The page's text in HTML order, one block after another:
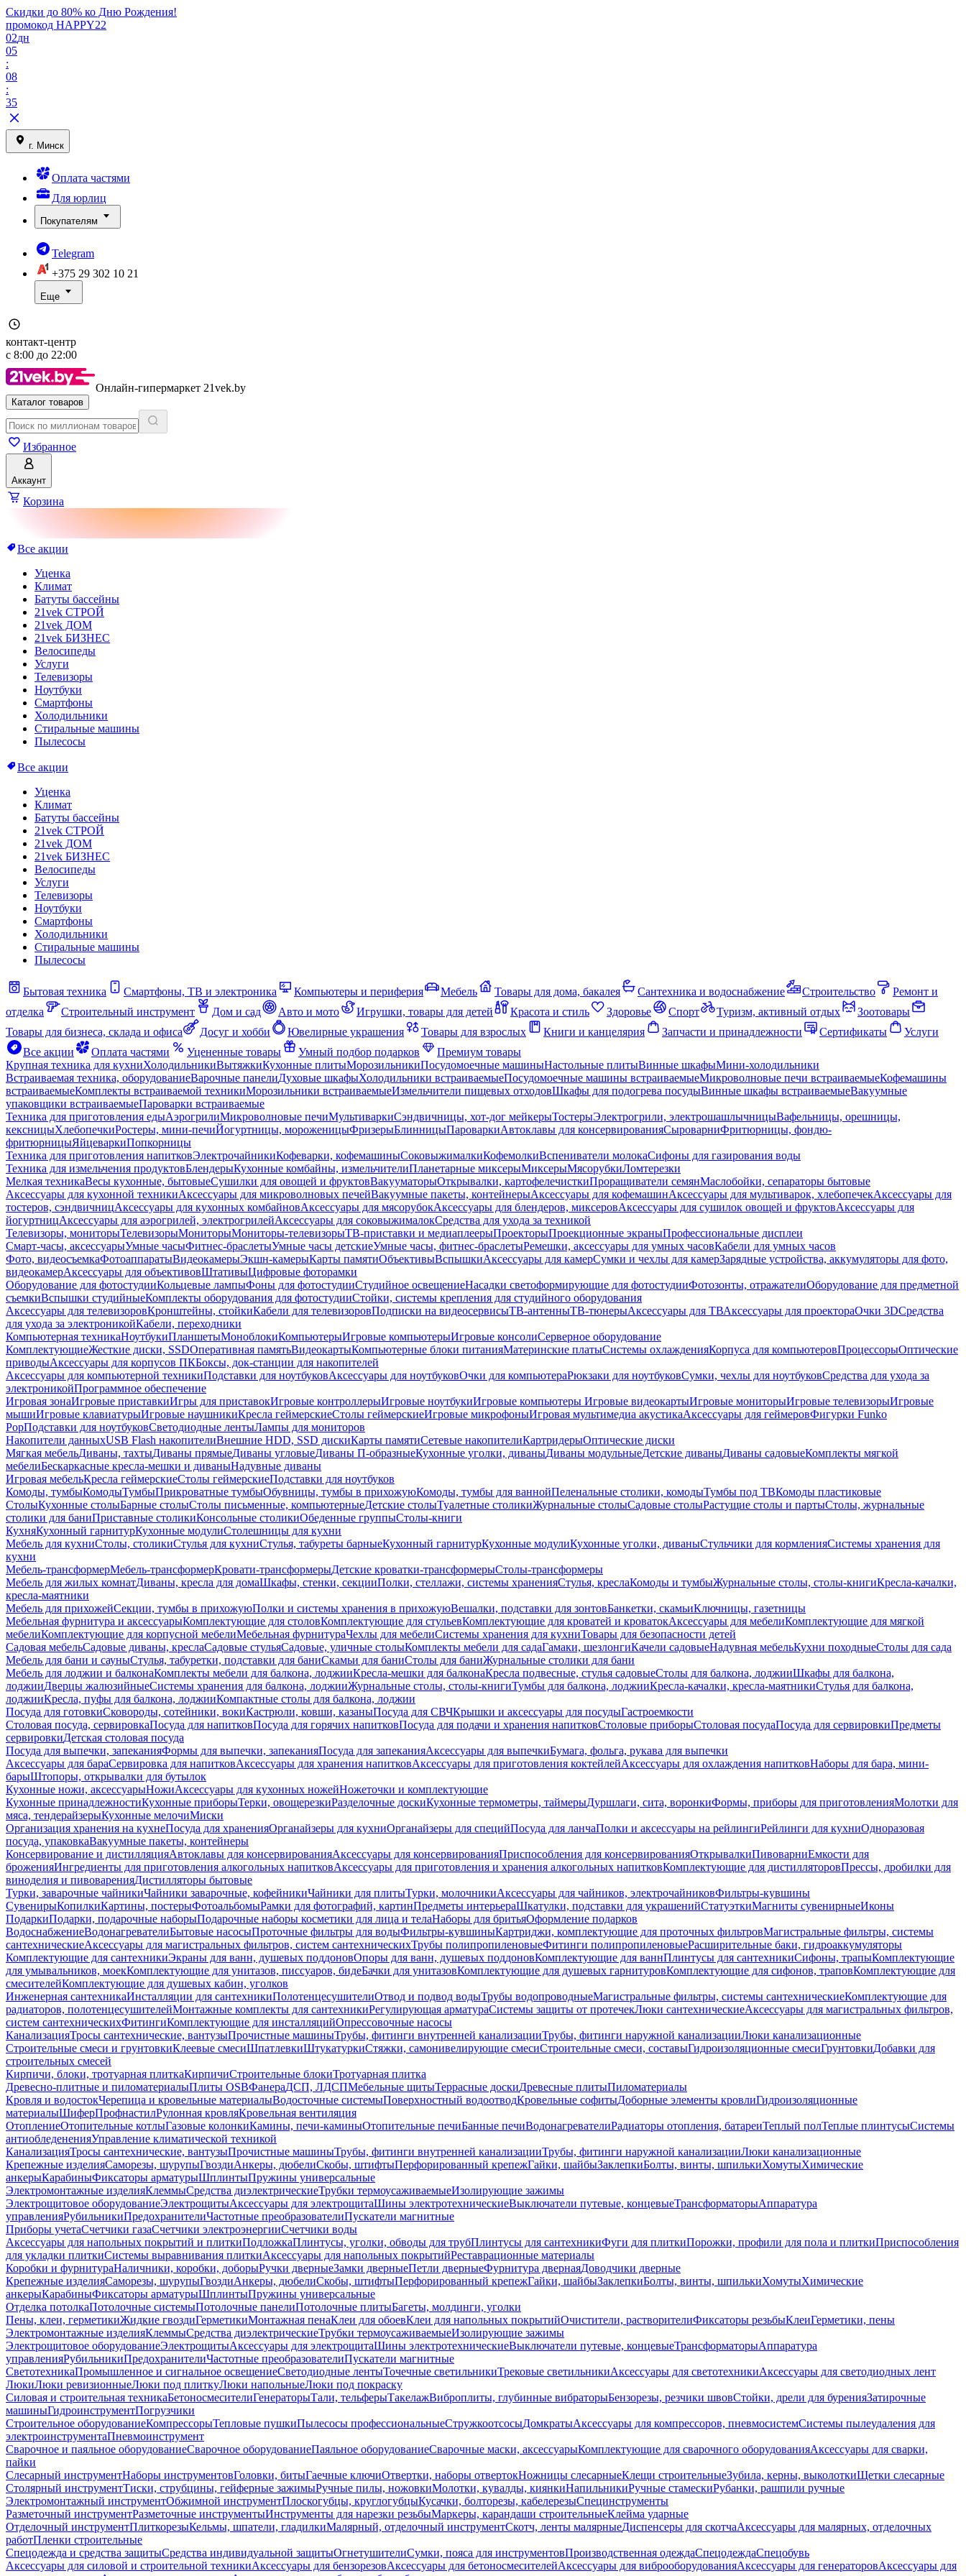
Скидки до 80% ко Дню Рождения!
промокод HAPPY22
02дн
05
:
08
:
35
г. Минск
Оплата частями
Для юрлиц
Покупателям
Telegram
+375 29 302 10 21
Еще
контакт-центр
с 8:00 до 22:00
Онлайн-гипермаркет 21vek.by
Каталог товаров
Избранное
Аккаунт
Корзина
Все акции
Уценка
Климат
Батуты бассейны
21vek СТРОЙ
21vek ДОМ
21vek БИЗНЕС
Велосипеды
Услуги
Телевизоры
Ноутбуки
Смартфоны
Холодильники
Стиральные машины
Пылесосы
Все акции
Уценка
Климат
Батуты бассейны
21vek СТРОЙ
21vek ДОМ
21vek БИЗНЕС
Велосипеды
Услуги
Телевизоры
Ноутбуки
Смартфоны
Холодильники
Стиральные машины
Пылесосы
Бытовая техника Смартфоны, ТВ и электроника Компьютеры и периферия Мебель Товары для дома, бакалея Сантехника и водоснабжение Строительство
Ремонт и
отделка
Строительный инструмент Дом и сад Авто и мото Игрушки, товары для детей Красота и стиль Здоровье Спорт Туризм, активный отдых
Зоотовары
Товары для бизнеса, склада и офиса
Досуг и хобби Ювелирные украшения Товары для взрослых Книги и канцелярия Запчасти и принадлежности Сертификаты
Услуги
Все акции
Оплата частями Уцененные товары Умный подбор подарков
Премиум товары
Крупная техника для кухниХолодильникиВытяжкиКухонные плитыМорозильникиПосудомоечные машиныНастольные плитыВинные шкафыМини-холодильники
Встраиваемая техника, оборудованиеВарочные панелиДуховые шкафыХолодильники встраиваемыеПосудомоечные машины встраиваемыеМикроволновые печи встраиваемыеКофемашины
встраиваемыеКомплекты встраиваемой техникиМорозильники встраиваемыеИзмельчители пищевых отходовШкафы для подогрева посудыВинные шкафы встраиваемыеВакуумные
упаковщики встраиваемыеПароварки встраиваемые
Техника для приготовления едыАэрогрилиМикроволновые печиМультиваркиСэндвичницы, хот-дог мейкерыТостерыЭлектрогрили, электрошашлычницыВафельницы, орешницы,
кексницыХлебопечкиРостеры, мини-печиЙогуртницы, мороженицыФризерыБлинницыПароваркиАвтоклавы для консервированияСыроварниФритюрницы, фондю-
фритюрницыЯйцеваркиПопкорницы
Техника для приготовления напитковЭлектрочайникиКофеварки, кофемашиныСоковыжималкиКофемолкиВспениватели молокаСифоны для газирования воды
Техника для измельчения продуктовБлендерыКухонные комбайны, измельчителиПланетарные миксерыМиксерыМясорубкиЛомтерезки
Мелкая техникаВесы кухонные, бытовыеСушилки для овощей и фруктовВакууматорыОткрывалки, картофелечисткиПроращиватели семянМаслобойки, сепараторы бытовые
Аксессуары для кухонной техникиАксессуары для микроволновых печейВакуумные пакеты, контейнерыАксессуары для кофемашинАксессуары для мультиварок, хлебопечекАксессуары для
тостеров, сэндвичницАксессуары для кухонных комбайновАксессуары для мясорубокАксессуары для блендеров, миксеровАксессуары для сушилок овощей и фруктовАксессуары для
йогуртницАксессуары для аэрогрилей, электрогрилейАксессуары для соковыжималокСредства для ухода за техникой
Телевизоры, мониторыТелевизорыМониторыМониторы-телевизорыТВ-приставки и медиаплеерыПроекторыПроекционные экраныПрофессиональные дисплеи
Смарт-часы, аксессуарыУмные часыФитнес-браслетыУмные часы детскиеУмные часы, фитнес-браслетыРемешки, аксессуары для умных часовКабели для умных часов
Фото, видеосъемкаФотоаппаратыВидеокамерыЭкшн-камерыКарты памятиОбъективыВспышкиАксессуары для камерСумки и чехлы для камерЗарядные устройства, аккумуляторы для фото,
видеокамерАксессуары для объективовШтативыЦифровые фоторамки
Оборудование для фотостудииКольцевые лампыФоны для фотостудииСтудийное освещениеНасадки светоформирующие для фотостудииФотозонты, отражателиОборудование для предметной
съемкиВспышки студийныеКомплекты оборудования для фотостудииСтойки, системы крепления для студийного оборудования
Аксессуары для телевизоровКронштейны, стойкиКабели для телевизоровПодписки на видеосервисыТВ-антенныТВ-тюнерыАксессуары для ТВАксессуары для проектораОчки 3DСредства
для ухода за электроникойКабели, переходники
Компьютерная техникаНоутбукиПланшетыМоноблокиКомпьютерыИгровые компьютерыИгровые консолиСерверное оборудование
КомплектующиеЖесткие диски, SSDОперативная памятьВидеокартыКомпьютерные блоки питанияМатеринские платыСистемы охлажденияКорпуса для компьютеровПроцессорыОптические
приводыАксессуары для корпусов ПКБоксы, док-станции для накопителей
Аксессуары для компьютерной техникиПодставки для ноутбуковАксессуары для ноутбуковОчки для компьютераРюкзаки для ноутбуковСумки, чехлы для ноутбуковСредства для ухода за
электроникойПрограммное обеспечение
Игровая зонаИгровые приставкиИгры для приставокИгровые контроллерыИгровые ноутбукиИгровые компьютеры Игровые видеокартыИгровые мониторыИгровые телевизорыИгровые
мышиИгровые клавиатурыИгровые наушникиКресла геймерскиеСтолы геймерскиеИгровые микрофоныИгровая мультимедиа акустикаАксессуары для геймеровФигурки Funko
PopПодставки для ноутбуковСветодиодные лентыЛампы для мониторов
Накопители данныхUSB Flash накопителиВнешние HDD, SSD дискиКарты памятиСетевые накопителиКартридерыОптические диски
Мягкая мебельДиваны, тахтыДиваны прямыеДиваны угловыеДиваны П-образныеКухонные уголки, диваныДиваны модульныеДетские диваныДиваны садовыеКомплекты мягкой
мебелиБескаркасные кресла-мешки и диваныНадувные диваны
Игровая мебельКресла геймерскиеСтолы геймерскиеПодставки для ноутбуков
Комоды, тумбыКомодыТумбыПрикроватные тумбыОбувницы, тумбы в прихожуюКомоды, тумбы для ваннойПеленальные столики, комодыТумбы под ТВКомоды пластиковые
СтолыКухонные столыБарные столыСтолы письменные, компьютерныеДетские столыТуалетные столикиЖурнальные столыСадовые столыРастущие столы и партыСтолы, журнальные
столики для баниПриставные столикиКонсольные столикиОбеденные группыСтолы-книги
КухняКухонный гарнитурКухонные модулиСтолешницы для кухни
Мебель для кухниСтолы, столикиСтулья для кухниСтулья, табуреты барныеКухонный гарнитурКухонные модулиКухонные уголки, диваныСтульчики для кормленияСистемы хранения для
кухни
Мебель-трансформерМебель-трансформерКровати-трансформерыДетские кроватки-трансформерыСтолы-трансформеры
Мебель для жилых комнатДиваны, кресла для домаШкафы, стенки, секцииПолки, стеллажи, системы храненияСтулья, креслаКомоды и тумбыЖурнальные столы, столы-книгиКресла-качалки,
кресла-маятники
Мебель для прихожейСекции, тумбы в прихожуюПолки и системы хранения в прихожуюВешалки, подставки для зонтовБанкетки, скамьиКлючницы, газетницы
Мебельная фурнитура и аксессуарыКомплектующие для столовКомплектующие для стульевКомплектующие для кроватей и кроватокАксессуары для мебелиКомплектующие для мягкой
мебелиКомплектующие для корпусной мебелиМебельная фурнитураЧехлы для мебелиСистемы хранения для кухниТовары для безопасности детей
Садовая мебельСадовые диваны, креслаСадовые стульяСадовые, уличные столыКомплекты мебели для садаГамаки, шезлонгиКачели садовыеНадувная мебельКухни походныеСтолы для сада
Мебель для бани и сауныСтулья, табуретки, подставки для баниСкамьи для баниСтолы для баниЖурнальные столики для бани
Мебель для лоджии и балконаКомплекты мебели для балкона, лоджииКресла-мешки для балконаКресла подвесные, стулья садовыеСтолы для балкона, лоджииШкафы для балкона,
лоджииДверцы жалюзийныеСистемы хранения для балкона, лоджииЖурнальные столы, столы-книгиТумбы для балкона, лоджииКресла-качалки, кресла-маятникиСтулья для балкона,
лоджииКресла, пуфы для балкона, лоджииКомпактные столы для балкона, лоджии
Посуда для готовкиСковороды, сотейники, вокиКастрюли, ковши, казаныПосуда для СВЧКрышки и аксессуары для посудыГастроемкости
Столовая посуда, сервировкаПосуда для напитковПосуда для горячих напитковПосуда для подачи и хранения напитковСтоловые приборыСтоловая посудаПосуда для сервировкиПредметы
сервировкиДетская столовая посуда
Посуда для выпечки, запеканияФормы для выпечки, запеканияПосуда для запеканияАксессуары для выпечкиБумага, фольга, рукава для выпечки
Аксессуары для бараСервировка для напитковАксессуары для хранения напитковАксессуары для приготовления коктейлейАксессуары для охлаждения напитковНаборы для бара, мини-
барыШтопоры, открывалки для бутылок
Кухонные ножи, аксессуарыНожиАксессуары для кухонных ножейНожеточки и комплектующие
Кухонные принадлежностиКухонные приборыТерки, овощерезкиРазделочные доскиКухонные термометры, таймерыДуршлаги, сита, воронкиФормы, приборы для приготовленияМолотки для
мяса, тендерайзерыКухонные мелочиМиски
Организация хранения на кухнеПосуда для храненияОрганайзеры для кухниОрганайзеры для специйПосуда для ланчаПолки и аксессуары на рейлингиРейлинги для кухниОдноразовая
посуда, упаковкаВакуумные пакеты, контейнеры
Консервирование и дистилляцияАвтоклавы для консервированияАксессуары для консервированияПриспособления для консервированияОткрывалкиПивоварниЕмкости для
броженияИнгредиенты для приготовления алкогольных напитковАксессуары для приготовления и хранения алкогольных напитковКомплектующие для дистилляторовПрессы, дробилки для
виноделия и пивоваренияДистилляторы бытовые
Турки, заварочные чайникиЧайники заварочные, кофейникиЧайники для плитыТурки, молочникиАксессуары для чайников, электрочайниковФильтры-кувшины
СувенирыКопилкиКартины, постерыФотоальбомыРамки для фотографий, картинПредметы интерьераШкатулки, подставки для украшенийСтатуэткиМагниты сувенирныеИконы
ПодаркиПодарки, подарочные наборыПодарочные наборы косметики для лица и телаНаборы для бритьяОформление подарков
ВодоснабжениеВодонагревателиБытовые насосыПроточные фильтры для водыФильтры-кувшиныКартриджи, комплектующие для проточных фильтровМагистральные фильтры, системы
сантехническиеАксессуары для магистральных фильтров, систем сантехническихТрубы полипропиленовыеФитинги полипропиленовыеРасширительные баки, гидроаккумуляторы
Комплектующие для сантехникиЭкраны для ванн, душевых поддоновОпоры для ванн, душевых поддоновКомплектующие для ваннПлинтусы для сантехникиСифоны, трапыКомплектующие
для умывальников, моекКомплектующие для унитазов, писсуаров, бидеБачки для унитазовКомплектующие для душевых гарнитуровКомплектующие для сифонов, траповКомплектующие для
смесителейКомплектующие для душевых кабин, уголков
Инженерная сантехникаИнсталляции для сантехникиПолотенцесушителиОтвод и подвод водыТрубы водопроводныеМагистральные фильтры, системы сантехническиеКомплектующие для
радиаторов, полотенцесушителейМонтажные комплекты для сантехникиРегулирующая арматураСистемы защиты от протечекЛюки сантехническиеАксессуары для магистральных фильтров,
систем сантехническихФитингиКомплектующие для инсталляцийОпрессовочные насосы
КанализацияТросы сантехнические, вантузыПрочистные машиныТрубы, фитинги внутренней канализацииТрубы, фитинги наружной канализацииЛюки канализационные
Строительные смеси и грунтовкиКлеевые смесиШпатлевкиШтукатуркиСтяжки, самонивелирующие смесиСтроительные смеси, составыГидроизоляционные смесиГрунтовкиДобавки для
строительных смесей
Кирпичи, блоки, тротуарная плиткаКирпичиСтроительные блокиТротуарная плитка
Древесно-плитные и пиломатериалыПлиты OSBФанераДСП, ЛДСПМебельные щитыТеррасные доскиДревесные плитыПиломатериалы
Кровля и водостокЧерепица и кровельные материалыВодосточные системыПоверхностный водоотводКровельные софитыДоборные элементы кровлиГидроизоляционные
материалыШиферПрофнастилРулонная кровляКровельная вентиляция
ОтоплениеОтопительные котлыГазовые колонкиКамины, печи-каминыОтопительные печиБанные печиВодонагревателиРадиаторы отопления, батареиТеплый полТеплые плинтусыСистемы
антиобледененияУправление климатической техникой
КанализацияТросы сантехнические, вантузыПрочистные машиныТрубы, фитинги внутренней канализацииТрубы, фитинги наружной канализацииЛюки канализационные
Крепежные изделияСаморезы, шурупыГвоздиАнкеры, дюбелиСкобы, штифтыПерфорированный крепежГайки, шайбыЗаклепкиБолты, винты, шпилькиХомутыХимические
анкерыКарабиныФиксаторы арматурыШплинтыПружины универсальные
Электромонтажные изделияКлеммыСредства диэлектрическиеТрубки термоусаживаемыеИзолирующие зажимы
Электрощитовое оборудованиеЭлектрощитыАксессуары для электрощитаШины электротехническиеВыключатели путевые, концевыеТрансформаторыАппаратура
управленияРубильникиПредохранителиЧастотные преобразователиПускатели магнитные
Приборы учетаСчетчики газаСчетчики электроэнергииСчетчики воды
Аксессуары для напольных покрытий и плиткиПодложкаПлинтусы, уголки, обводы для трубПлинтусы для сантехникиФуги для плиткиПорожки, профили для пола и плиткиПриспособления
для укладки плиткиСистемы выравнивания плиткиАксессуары для напольных покрытийРеставрационные материалы
Коробки и фурнитураНаличники, коробки, доборыРучки дверныеЗамки дверныеПетли дверныеФурнитура двернаяДоводчики дверные
Крепежные изделияСаморезы, шурупыГвоздиАнкеры, дюбелиСкобы, штифтыПерфорированный крепежГайки, шайбыЗаклепкиБолты, винты, шпилькиХомутыХимические
анкерыКарабиныФиксаторы арматурыШплинтыПружины универсальные
Отделка потолкаПотолочные системыПотолочные панелиПотолочные плитыБагеты, молдинги, уголки
Пены, клеи, герметикиЖидкие гвоздиГерметикиМонтажная пенаКлеи для обоевКлеи для напольных покрытийОчистители, растворителиФиксаторы резьбыКлеиГерметики, пены
Электромонтажные изделияКлеммыСредства диэлектрическиеТрубки термоусаживаемыеИзолирующие зажимы
Электрощитовое оборудованиеЭлектрощитыАксессуары для электрощитаШины электротехническиеВыключатели путевые, концевыеТрансформаторыАппаратура
управленияРубильникиПредохранителиЧастотные преобразователиПускатели магнитные
СветотехникаПромышленное и сигнальное освещениеСветодиодные лентыТочечные светильникиТрековые светильникиАксессуары для светотехникиАксессуары для светодиодных лент
ЛюкиЛюки ревизионныеЛюки под плиткуЛюки напольныеЛюки под покраску
Силовая и строительная техникаБетоносмесителиГенераторыТали, тельферыТакелажВиброплиты, глубинные вибраторыБензорезы, резчики швовСтойки, дрели для буренияЗатирочные
машиныГидроинструментПогрузчики
Строительное оборудованиеКомпрессорыТепловые пушкиПылесосы профессиональныеСтружкоотсосыДомкратыАксессуары для компрессоров, пневмосистемСистемы пылеудаления для
электроинструментаПневмоинструмент
Сварочное и паяльное оборудованиеСварочное оборудованиеПаяльное оборудованиеСварочные маски, аксессуарыКомплектующие для сварочного оборудованияАксессуары для сварки,
пайки
Слесарный инструментНаборы инструментовГоловки, битыГаечные ключиОтвертки, наборы отвертокНожницы слесарныеКлещи строительныеЗубила, керны, выколоткиЩетки слесарные
Столярный инструментТиски, струбцины, гейферные зажимыРучные пилы, ножовкиМолотки, кувалды, киянкиНапильникиРучные стамескиРубанки, рашпили ручные
Электромонтажный инструментОбжимной инструментПлоскогубцы, круглогубцыКусачки, болторезы, кабелерезыСпецинструменты
Разметочный инструментРазметочные инструментыИнструменты для нарезки резьбыМаркеры, карандаши строительныеКлейма ударные
Отделочный инструментПлиткорезыКельмы, шпатели, гладилкиМалярный, отделочный инструментСкотч, ленты малярныеДиспенсеры для скотчаАксессуары для малярных, отделочных
работПленки строительные
Спецодежда и средства защитыСредства индивидуальной защитыОгнетушителиСумки, пояса для инструментовПроизводственная одеждаСпецодеждаСпецобувь
Аксессуары для силовой и строительной техникиАксессуары для бензорезовАксессуары для бетоносмесителейАксессуары для виброоборудованияАксессуары для генераторовАксессуары для